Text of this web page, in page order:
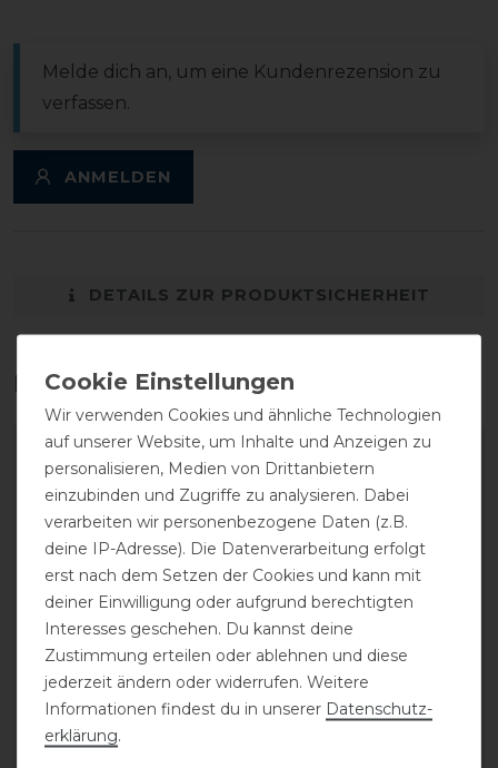
Melde dich an, um eine Kundenrezension zu
verfassen.
ANMELDEN
DETAILS ZUR PRODUKTSICHERHEIT
Das perfekte Zubehör für dich
-14%
HKM T-Shirt Maui
statt 20,95 €
-14%
HKM T-Shirt Maui
Wir verwenden Cookies und ähnliche Technologien
auf unserer Website, um Inhalte und Anzeigen zu
personalisieren, Medien von Drittanbietern
einzubinden und Zugriffe zu analysieren. Dabei
verarbeiten wir personenbezogene Daten (z.B.
deine IP-Adresse). Die Datenverarbeitung erfolgt
erst nach dem Setzen der Cookies und kann mit
deiner Einwilligung oder aufgrund berechtigten
Interesses geschehen. Du kannst deine
Zustimmung erteilen oder ablehnen und diese
jederzeit ändern oder widerrufen. Weitere
Informationen findest du in unserer Daten­schutz­
erklärung.